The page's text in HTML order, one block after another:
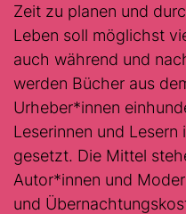
Zeit zu planen und
Leben soll möglichst
auch während und
werden Bücher aus
Urheber*innen
Leserinnen und
gesetzt. Die Mittel
Autor*innen und
und